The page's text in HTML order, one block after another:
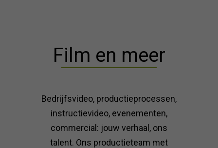
Film en meer
Bedrijfsvideo, productieprocessen,
instructievideo, evenementen,
commercial: jouw verhaal, ons
talent. Ons productieteam met